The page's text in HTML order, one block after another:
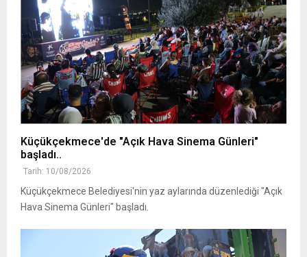
Küçükçekmece'de "Açık Hava Sinema Günleri"
başladı..
Tarih: 10/08/2026
Küçükçekmece Belediyesi'nin yaz aylarında düzenlediği "Açık
Hava Sinema Günleri" başladı.